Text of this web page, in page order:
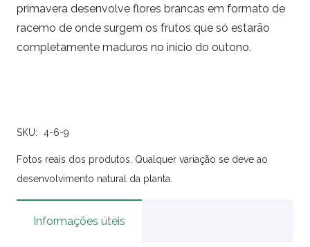
primavera desenvolve flores brancas em formato de
racemo de onde surgem os frutos que só estarão
completamente maduros no início do outono.
SKU: 4-6-9
Fotos reais dos produtos. Qualquer variação se deve ao
desenvolvimento natural da planta.
Informações úteis